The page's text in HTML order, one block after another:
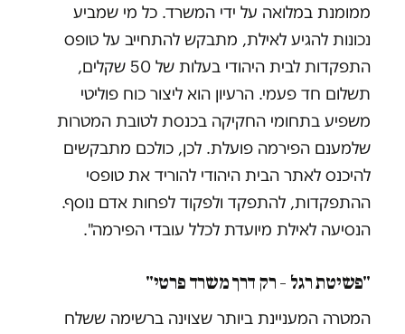
ממומנת במלואה על ידי המשרד. כל מי שמביע
נכונות להגיע לאילת, מתבקש להתחייב על טופס
התפקדות לבית היהודי בעלות של 50 שקלים,
תשלום חד פעמי. הרעיון הוא ליצור כוח פוליטי
משפיע בתחומי החקיקה בכנסת לטובת המטרות
שלמענם הפירמה פועלת. לכן, כולכם מתבקשים
להיכנס לאתר הבית היהודי להוריד את טופסי
ההתפקדות, להתפקד ולפקוד לפחות אדם נוסף.
הנסיעה לאילת מיועדת לכלל עובדי הפירמה".
"פשיטת רגל – רק דרך משרד פרטי"
המטרה המעניינת ביותר שצוינה ברשימה ששלח